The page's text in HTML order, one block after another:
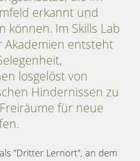
erkannt und
können. Im Skills Lab
Akademien entsteht
losgelöst von
Hindernissen zu
für neue
"Dritter Lernort", an dem